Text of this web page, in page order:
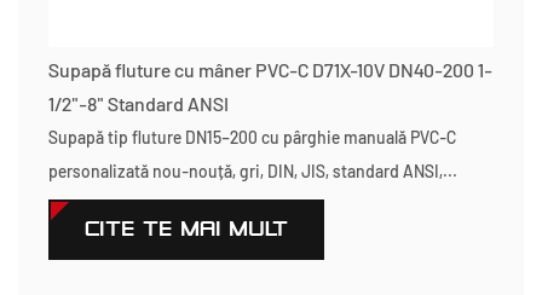
Supapă fluture cu mâner PVC-C D71X-10V DN40-200 1-
1/2"-8" Standard ANSI
Supapă tip fluture DN15–200 cu pârghie manuală PVC-C
personalizată nou-nouță, gri, DIN, JIS, standard ANSI,...
CITEŞTE MAI MULT